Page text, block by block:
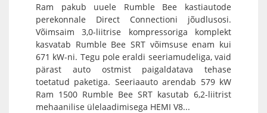
Ram pakub uuele Rumble Bee kastiautode
perekonnale Direct Connectioni jõudlusosi.
Võimsaim 3,0-liitrise kompressoriga komplekt
kasvatab Rumble Bee SRT võimsuse enam kui
671 kW-ni. Tegu pole eraldi seeriamudeliga, vaid
pärast auto ostmist paigaldatava tehase
toetatud paketiga. Seeriaauto arendab 579 kW
Ram 1500 Rumble Bee SRT kasutab 6,2-liitrist
mehaanilise ülelaadimisega HEMI V8...